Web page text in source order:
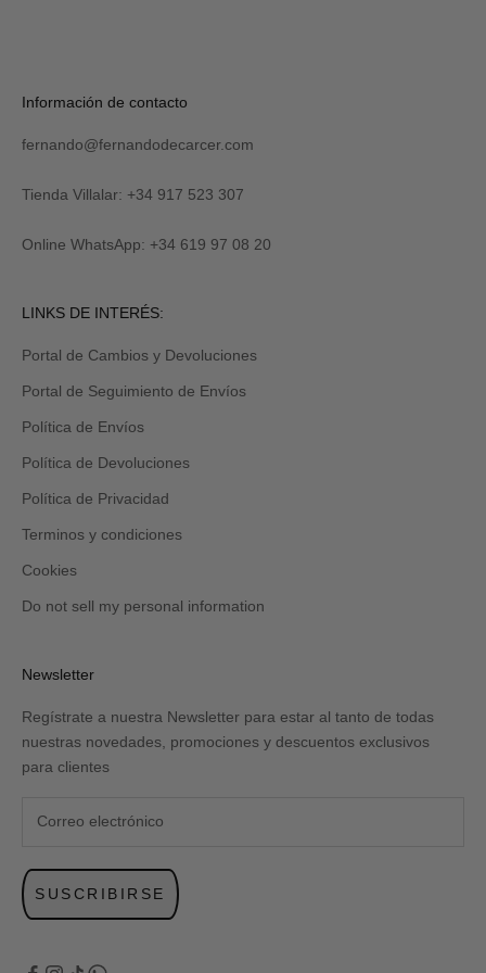
R
I
I
M
E
Verás
tu
al
y
recibirás
Revisa
carpeta
de
promociones
spam.
Información de contacto
fernando@fernandodecarcer.com
Tienda Villalar: +34 917 523 307
Online WhatsApp: +34 619 97 08 20
LINKS DE INTERÉS:
Portal de Cambios y Devoluciones
Portal de Seguimiento de Envíos
Política de Envíos
Política de Devoluciones
Política de Privacidad
Terminos y condiciones
Cookies
Do not sell my personal information
Newsletter
Regístrate a nuestra Newsletter para estar al tanto de todas
nuestras novedades, promociones y descuentos exclusivos
para clientes
SUSCRIBIRSE